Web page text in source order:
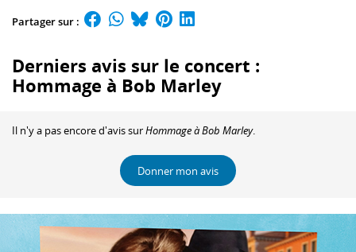
Partager sur :
Derniers avis sur le concert :
Hommage à Bob Marley
Il n'y a pas encore d'avis surHommage à Bob Marley.
Donner mon avis